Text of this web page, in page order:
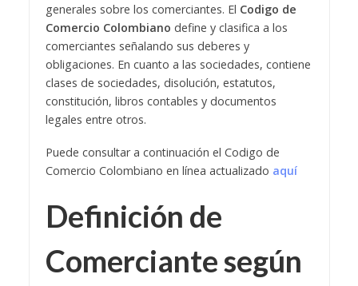
generales sobre los comerciantes. El Codigo de
Comercio Colombiano define y clasifica a los
comerciantes señalando sus deberes y
obligaciones. En cuanto a las sociedades, contiene
clases de sociedades, disolución, estatutos,
constitución, libros contables y documentos
legales entre otros.
Puede consultar a continuación el Codigo de
Comercio Colombiano en línea actualizado aquí
Definición de
Comerciante según